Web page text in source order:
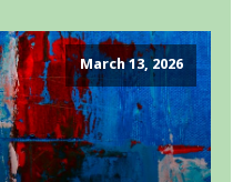
March 13, 2026